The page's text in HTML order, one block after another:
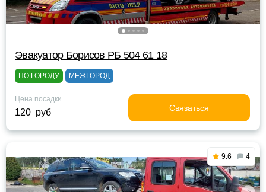
Эвакуатор Борисов РБ 504 61 18
ПО ГОРОДУ МЕЖГОРОД
Цена посадки
120 руб Связаться
9.6 4